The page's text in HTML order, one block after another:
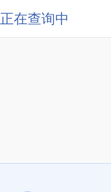
正在查询中